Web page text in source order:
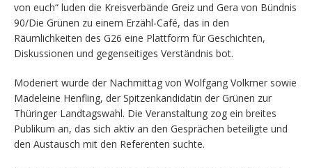
von euch“ luden die Kreisverbände Greiz und Gera von Bündnis
90/Die Grünen zu einem Erzähl-Café, das in den
Räumlichkeiten des G26 eine Plattform für Geschichten,
Diskussionen und gegenseitiges Verständnis bot.
Moderiert wurde der Nachmittag von Wolfgang Volkmer sowie
Madeleine Henfling, der Spitzenkandidatin der Grünen zur
Thüringer Landtagswahl. Die Veranstaltung zog ein breites
Publikum an, das sich aktiv an den Gesprächen beteiligte und
den Austausch mit den Referenten suchte.